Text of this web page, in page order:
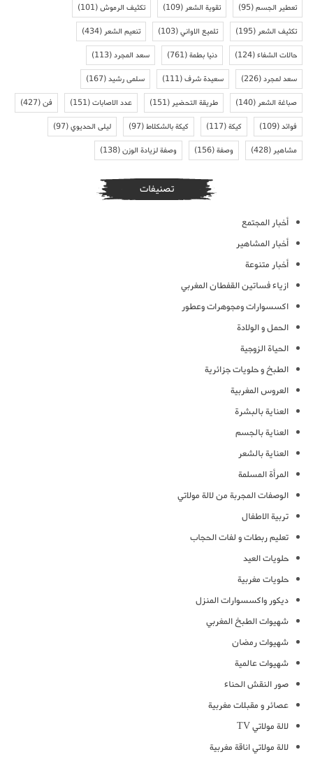
تعطير الجسم(95) تقوية الشعر(109) تكثيف الرموش(101)
تكثيف الشعر(195) تلميع الاواني(103) تنعيم الشعر(434)
حالات الشفاء(124) دنيا بطمة(761) سعد المجرد(113)
سعد لمجرد(226) سعيدة شرف(111) سلمى رشيد(167)
صباغة الشعر(140) طريقة التحضير(151) عدد الاصابات(151) فن(427)
فوائد(109) كيكة(117) كيكة بالشكلاط(97) ليلى الحديوي(97)
مشاهير(428) وصفة(156) وصفة لزيادة الوزن(138)
تصنيفات
أخبار المجتمع
أخبار المشاهير
أخبار متنوعة
ازياء فساتين القفطان المغربي
اكسسوارات ومجوهرات وعطور
الحمل و الولادة
الحياة الزوجية
الطبخ و حلويات جزائرية
العروس المغربية
العناية بالبشرة
العناية بالجسم
العناية بالشعر
المرأة المسلمة
الوصفات المجربة من لالة مولاتي
تربية الاطفال
تعليم ربطات و لفات الحجاب
حلويات العيد
حلويات مغربية
ديكور واكسسوارات المنزل
شهيوات الطبخ المغربي
شهيوات رمضان
شهيوات عالمية
صور النقش الحناء
عصائر و مقبلات مغربية
لالة مولاتي TV
لالة مولاتي اناقة مغربية